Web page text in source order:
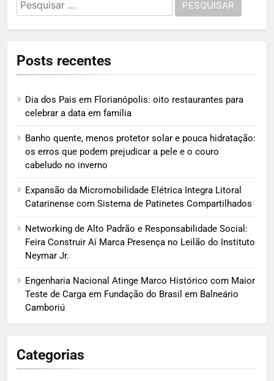
por:
Posts recentes
Dia dos Pais em Florianópolis: oito restaurantes para
celebrar a data em família
Banho quente, menos protetor solar e pouca hidratação:
os erros que podem prejudicar a pele e o couro
cabeludo no inverno
Expansão da Micromobilidade Elétrica Integra Litoral
Catarinense com Sistema de Patinetes Compartilhados
Networking de Alto Padrão e Responsabilidade Social:
Feira Construir Aí Marca Presença no Leilão do Instituto
Neymar Jr.
Engenharia Nacional Atinge Marco Histórico com Maior
Teste de Carga em Fundação do Brasil em Balneário
Camboriú
Categorias